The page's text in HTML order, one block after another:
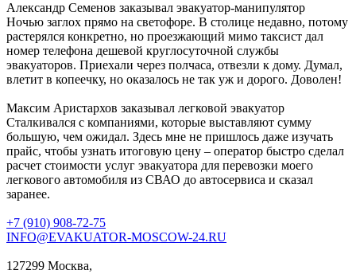
Александр Семенов заказывал эвакуатор-манипулятор
Ночью заглох прямо на светофоре. В столице недавно, потому
растерялся конкретно, но проезжающий мимо таксист дал
номер телефона дешевой круглосуточной службы
эвакуаторов. Приехали через полчаса, отвезли к дому. Думал,
влетит в копеечку, но оказалось не так уж и дорого. Доволен!
Максим Аристархов заказывал легковой эвакуатор
Сталкивался с компаниями, которые выставляют сумму
большую, чем ожидал. Здесь мне не пришлось даже изучать
прайс, чтобы узнать итоговую цену – оператор быстро сделал
расчет стоимости услуг эвакуатора для перевозки моего
легкового автомобиля из СВАО до автосервиса и сказал
заранее.
+7 (910) 908-72-75
INFO@EVAKUATOR-MOSCOW-24.RU
127299 Москва,